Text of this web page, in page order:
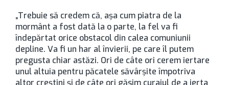
„Trebuie să credem că, așa cum piatra de la
mormânt a fost dată la o parte, la fel va fi
îndepărtat orice obstacol din calea comuniunii
depline. Va fi un har al învierii, pe care îl putem
pregusta chiar astăzi. Ori de câte ori cerem iertare
unul altuia pentru păcatele săvârșite împotriva
altor creștini și de câte ori găsim curajul de a ierta